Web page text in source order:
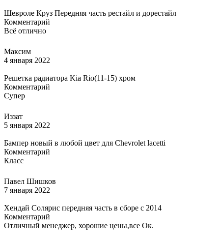
Шевроле Круз Передняя часть рестайл и дорестайл
Комментарий
Всё отлично
Максим
4 января 2022
Решетка радиатора Kia Rio(11-15) хром
Комментарий
Супер
Иззат
5 января 2022
Бампер новый в любой цвет для Chevrolet lacetti
Комментарий
Класс
Павел Шишков
7 января 2022
Хендай Солярис передняя часть в сборе с 2014
Комментарий
Отличный менеджер, хорошие цены,все Ок.